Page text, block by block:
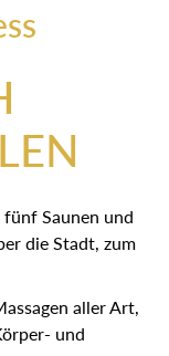
fünf Saunen und
die Stadt, zum
aller Art,
und